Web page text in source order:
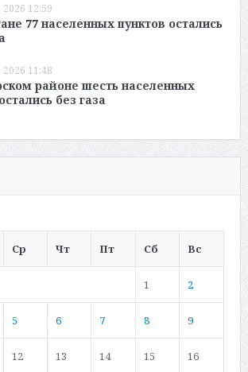
2026 12:59
77 населенных пунктов остались
2026 11:48
районе шесть населенных
без газа
Ср Чт Пт Сб Вс
1 2
5 6 7 8 9
12 13 14 15 16